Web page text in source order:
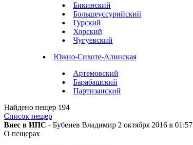
Бикинский
Большеуссурийский
Гурский
Хорский
Чугуевский
Южно-Сихоте-Алинская
Артемовский
Барабашский
Партизанский
Найдено пещер 194
Список пещер
Внес в ИПС - Бубенев Владимир 2 октября 2016 в 01:57
О пещерах